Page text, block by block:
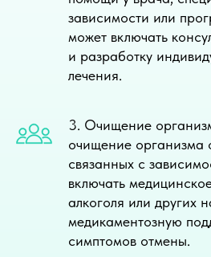
зависимости или
может включать
и разработку
лечения.
3. Очищение
очищение организма
связанных с
включать
алкоголя или других
медикаментозную
симптомов отмены.